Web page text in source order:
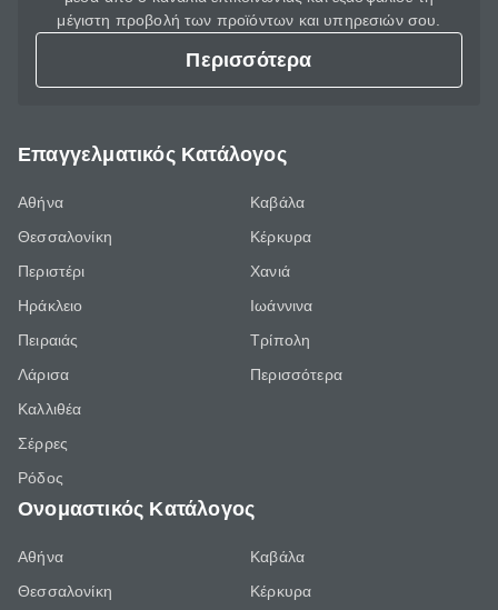
μέγιστη προβολή των προϊόντων και υπηρεσιών σου.
Περισσότερα
Επαγγελματικός Κατάλογος
Αθήνα
Θεσσαλονίκη
Περιστέρι
Ηράκλειο
Πειραιάς
Λάρισα
Καλλιθέα
Σέρρες
Ρόδος
Καβάλα
Κέρκυρα
Χανιά
Ιωάννινα
Τρίπολη
Περισσότερα
Ονομαστικός Κατάλογος
Αθήνα
Θεσσαλονίκη
Καβάλα
Κέρκυρα